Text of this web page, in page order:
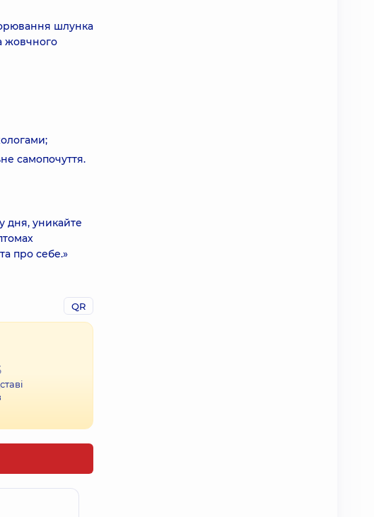
шлунка
жовчного
самопочуття.
дня, уникайте
про себе.»
QR